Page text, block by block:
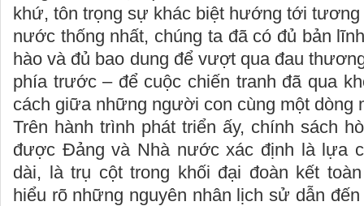
khứ, tôn trọng sự khác biệt hướng tới tương
nước thống nhất, chúng ta đã có đủ bản
hào và đủ bao dung để vượt qua đau
phía trước – để cuộc chiến tranh đã qua
cách giữa những người con cùng một dòng
Trên hành trình phát triển ấy, chính sách
được Đảng và Nhà nước xác định là lựa
dài, là trụ cột trong khối đại đoàn kết
hiểu rõ những nguyên nhân lịch sử dẫn